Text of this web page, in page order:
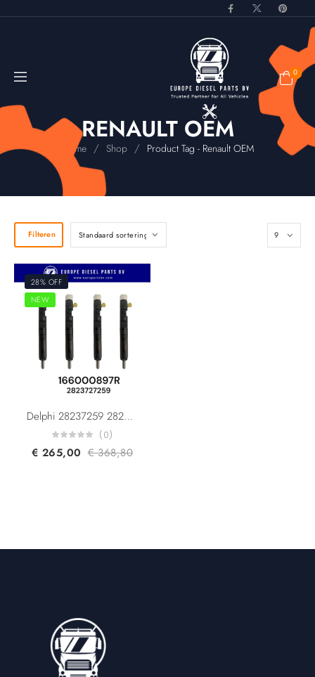
0
RENAULT OEM
Home / Shop / Product Tag - Renault OEM
Filteren
28% OFF
NEW
Delphi 28237259 28232234 R05601D Renault Dacia Nissan 166000897R 166007866R 8200794299 Diesel CR Injector K9K 1,5 dCi
(0)
€ 265,00 €368,80